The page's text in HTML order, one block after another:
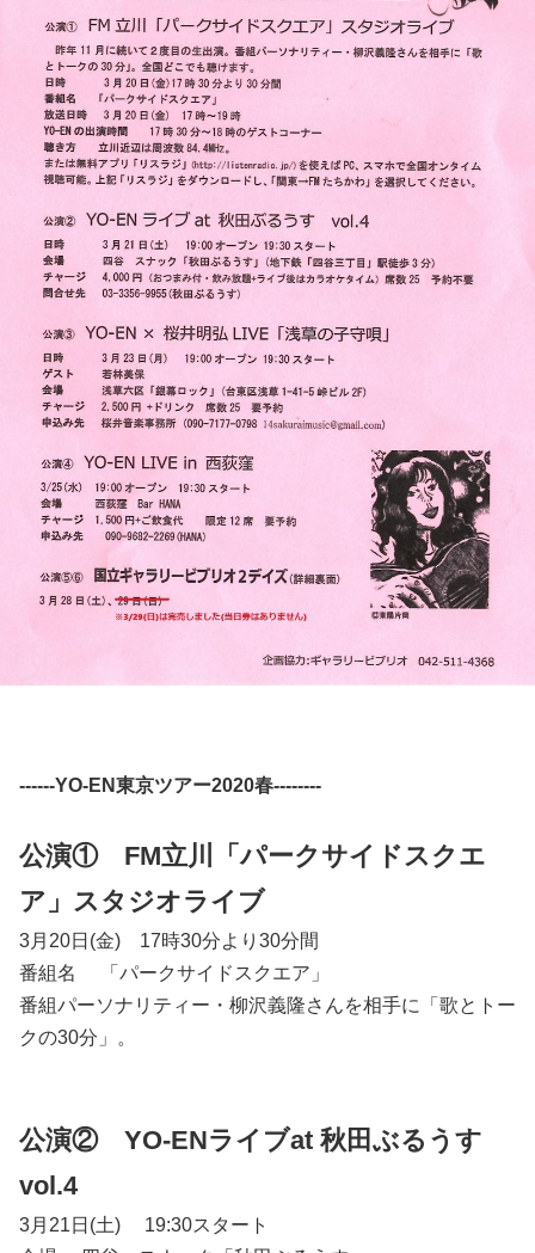
------YO-EN東京ツアー2020春--------
公演① FM立川「パークサイドスクエ
ア」スタジオライブ
3月20日(金) 17時30分より30分間
番組名 「パークサイドスクエア」
番組パーソナリティー・柳沢義隆さんを相手に「歌とトー
クの30分」。
公演② YO-ENライブat 秋田ぶるうす
vol.4
3月21日(土) 19:30スタート